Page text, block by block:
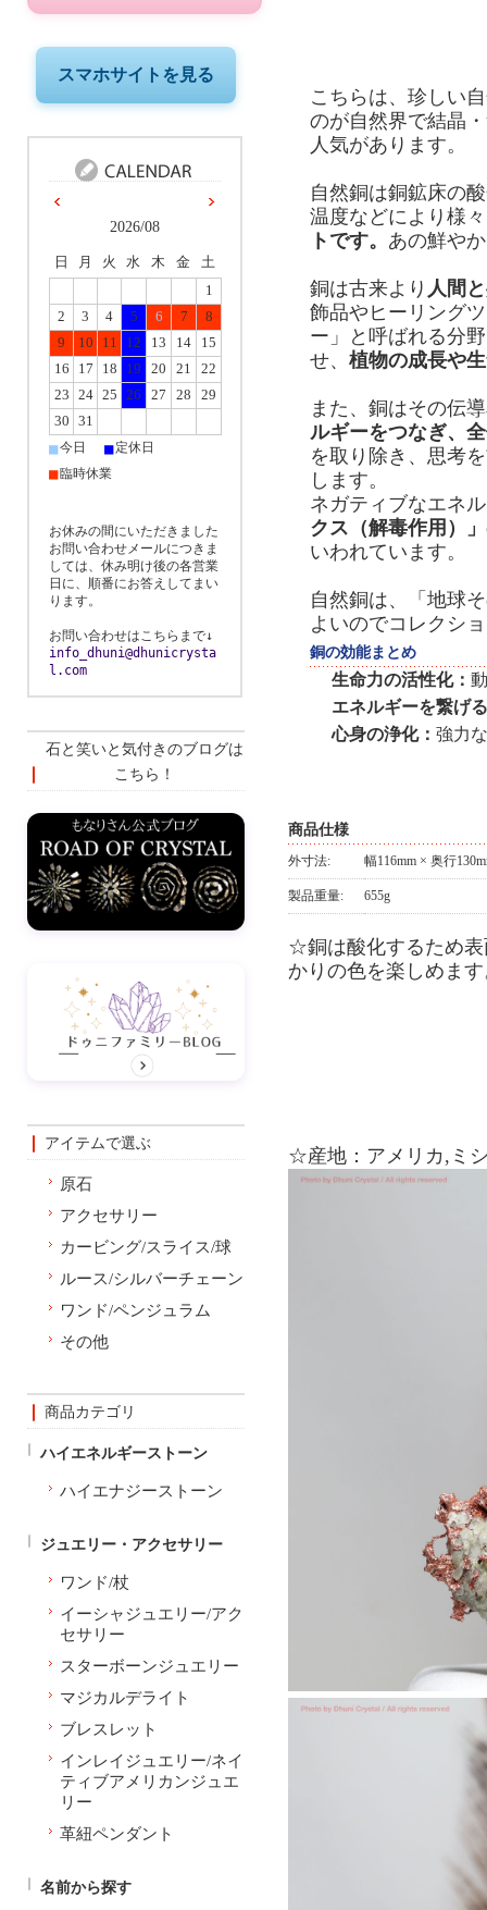
こちらは、珍しい
のが自然界で結晶
人気があります。
自然銅は銅鉱床の
温度などにより様
トです。 あの鮮や
銅は古来より 人間
飾品やヒーリング
ー」と呼ばれる分
せ、 植物の成長や
また、銅はその伝
ルギーをつなぎ、
を取り除き、思考
します。
ネガティブなエネ
クス（解毒作用）
いわれています。
自然銅は、「地球
よいのでコレクシ
銅の効能まとめ
生命力の活性化：
エネルギーを繋げ
心身の浄化： 強力
商品仕様
外寸法: 幅116mm × 奥行
製品重量: 655g
☆銅は酸化するため表
かりの色を楽しめま
☆産地：アメリカ,ミ
スマホサイトを見る
2026/08
日 月 火 水 木 金
土
1
2
3 4 5 6 7
8
9
10 11 12 13 14
15
16
17 18 19 20 21
22
23
24 25 26 27 28
29
30
31
■今日 ■ 定休日
■臨時休業
お休みの間にいただきました
お問い合わせメールにつきま
しては、休み明け後の各営業
日に、順番にお答えしてまい
ります。
お問い合わせはこちらまで↓
info_dhuni@dhunicrysta
l.com
石と笑いと気付きのブログは
こちら！
アイテムで選ぶ
原石
アクセサリー
カービング/スライス/球
ルース/シルバーチェーン
ワンド/ペンジュラム
その他
商品カテゴリ
ハイエネルギーストーン
ハイエナジーストーン
ジュエリー・アクセサリー
ワンド/杖
イーシャジュエリー/アク
セサリー
スターボーンジュエリー
マジカルデライト
ブレスレット
インレイジュエリー/ネイ
ティブアメリカンジュエ
リー
革紐ペンダント
名前から探す